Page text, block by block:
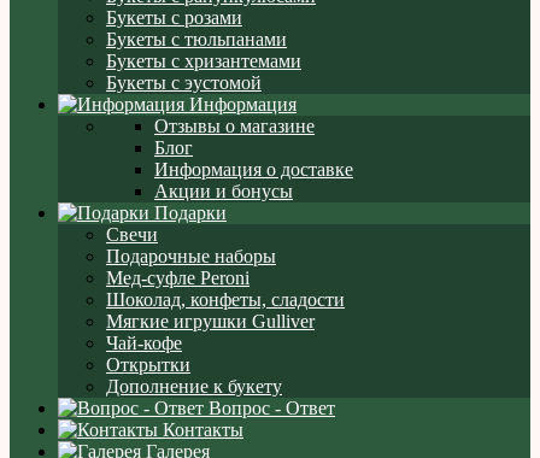
Букеты с розами
Букеты с тюльпанами
Букеты с хризантемами
Букеты с эустомой
Информация
Отзывы о магазине
Блог
Информация о доставке
Акции и бонусы
Подарки
Свечи
Подарочные наборы
Мед-суфле Peroni
Шоколад, конфеты, сладости
Мягкие игрушки Gulliver
Чай-кофе
Открытки
Дополнение к букету
Вопрос - Ответ
Контакты
Галерея